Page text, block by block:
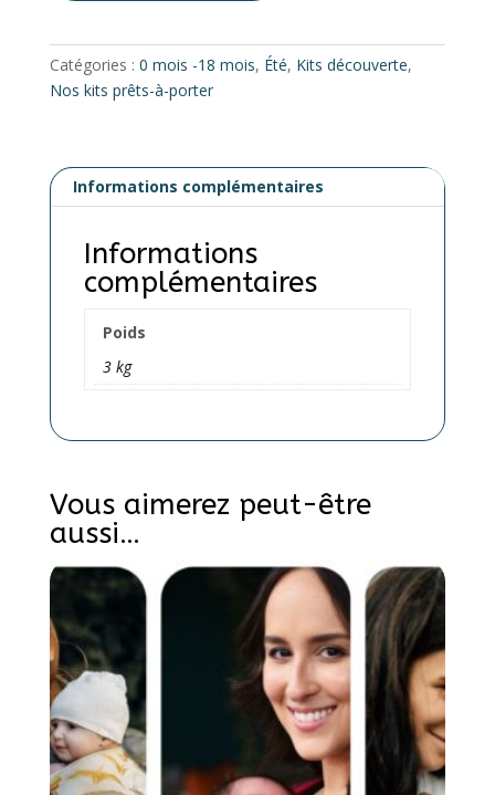
One
evo
Carry
/
Radius
Catégories : 0 mois -18 mois, Été, Kits découverte,
Nos kits prêts-à-porter
Informations complémentaires
Informations
complémentaires
Poids
3 kg
Vous aimerez peut-être
aussi…